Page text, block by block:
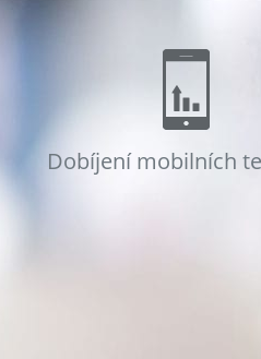
Dobíjení mobilních